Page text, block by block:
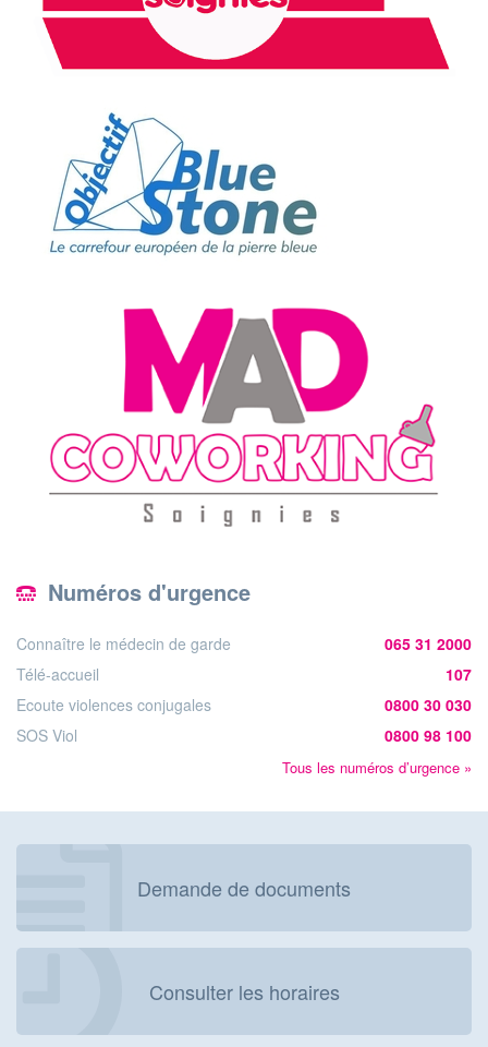
Numéros d'urgence
Connaître le médecin de garde
065 31 2000
Télé-accueil
107
Ecoute violences conjugales
0800 30 030
SOS Viol
0800 98 100
Tous les numéros d’urgence »
Demande de documents
Consulter les horaires